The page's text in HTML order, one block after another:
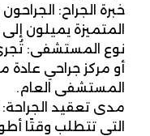
خبرة الجراح:
المتميزة يميلون
نوع المستشفى:
أو مركز جراحي عادة
المستشفى العام.
مدى تعقيد الجراحة:
التي تتطلب وقتًا